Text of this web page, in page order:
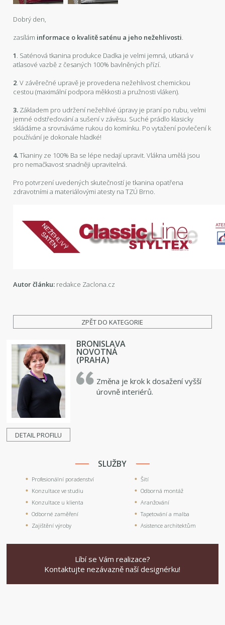
Dobrý den,
zasílám informace o kvalitě saténu a jeho nežehlivosti.
1. Saténová tkanina produkce Dadka je velmi jemná, utkaná v
atlasové vazbě z česaných 100% bavlněných přízí.
2. V závěrečné upravě je provedena nežehlivost chemickou
cestou (maximální podpora měkkosti a pružnosti vláken).
3. Základem pro udržení nežehlivé úpravy je praní po rubu, velmi
jemné odstřeďování a sušení v závěsu. Suché prádlo klasicky
skládáme a srovnáváme rukou do komínku. Po vytažení povlečení k
používání je dokonale hladké!
4.Tkaniny ze 100% Ba se lépe nedají upravit. Vlákna umělá jsou
pro nemačkavost snadněji upravitelná.
Pro potvrzení uvedených skutečností je tkanina opatřena
zdravotními a materiálovými atesty na TZÚ Brno.
Autor článku: redakce Zaclona.cz
ZPĚT DO KATEGORIE
DETAIL PROFILU
BRONISLAVA
NOVOTNÁ
(PRAHA)
Změna je krok k dosažení vyšší
úrovně interiérů.
SLUŽBY
Profesionální poradenství
Konzultace ve studiu
Konzultace u klienta
Odborné zaměření
Zajištění výroby
Šití
Odborná montáž
Aranžování
Tapetování a malba
Asistence architektům
Líbí se Vám realizace?
Kontaktujte nezávazně naší designérku!